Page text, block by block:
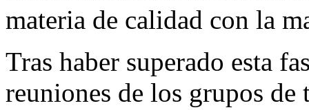
materia de calidad con la
Tras haber superado esta
reuniones de los grupos